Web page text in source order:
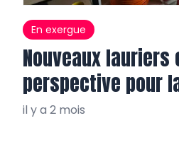
En exergue
Nouveaux lauriers
perspective pour
de Varages
il y a 2 mois